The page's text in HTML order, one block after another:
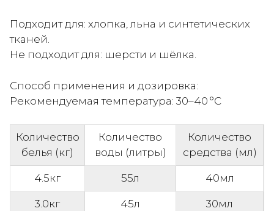
Подходит для: хлопка, льна и синтетических
тканей.
Не подходит для: шерсти и шёлка.
Способ применения и дозировка:
Рекомендуемая температура: 30–40 °C
Количество
белья (кг)
Количество
воды (литры)
Количество
средства (мл)
4.5кг 55л 40мл
3.0кг 45л 30мл